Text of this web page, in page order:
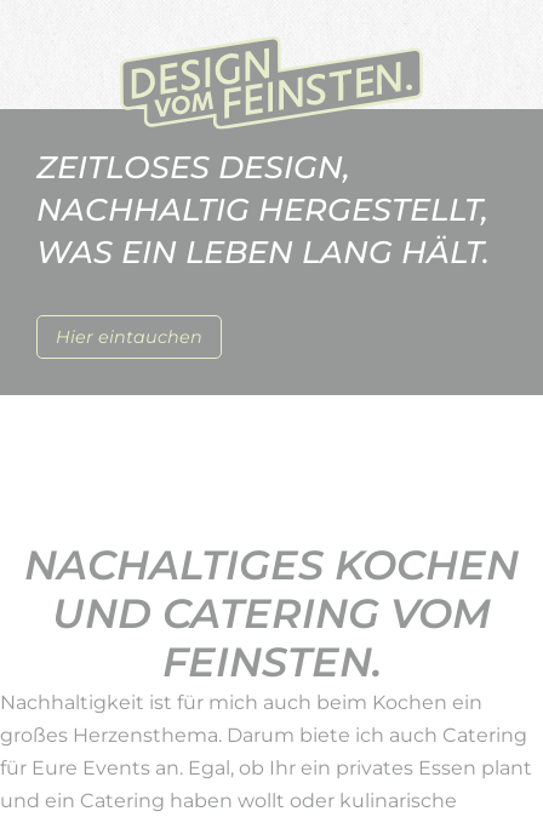
Hier eintauchen
ZEITLOSES DESIGN,
NACHHALTIG HERGESTELLT,
WAS EIN LEBEN LANG HÄLT.
NACHALTIGES KOCHEN
UND CATERING VOM
FEINSTEN.
Nachhaltigkeit ist für mich auch beim Kochen ein
großes Herzensthema. Darum biete ich auch Catering
für Eure Events an. Egal, ob Ihr ein privates Essen plant
und ein Catering haben wollt oder kulinarische